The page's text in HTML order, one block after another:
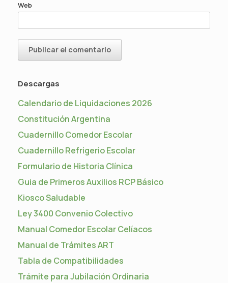
Web
Descargas
Calendario de Liquidaciones 2026
Constitución Argentina
Cuadernillo Comedor Escolar
Cuadernillo Refrigerio Escolar
Formulario de Historia Clínica
Guia de Primeros Auxilios RCP Básico
Kiosco Saludable
Ley 3400 Convenio Colectivo
Manual Comedor Escolar Celíacos
Manual de Trámites ART
Tabla de Compatibilidades
Trámite para Jubilación Ordinaria